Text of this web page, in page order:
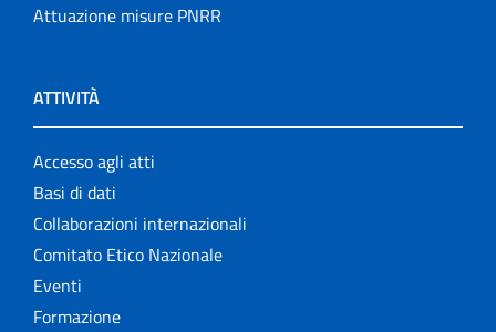
Attuazione misure PNRR
ATTIVITÀ
Accesso agli atti
Basi di dati
Collaborazioni internazionali
Comitato Etico Nazionale
Eventi
Formazione